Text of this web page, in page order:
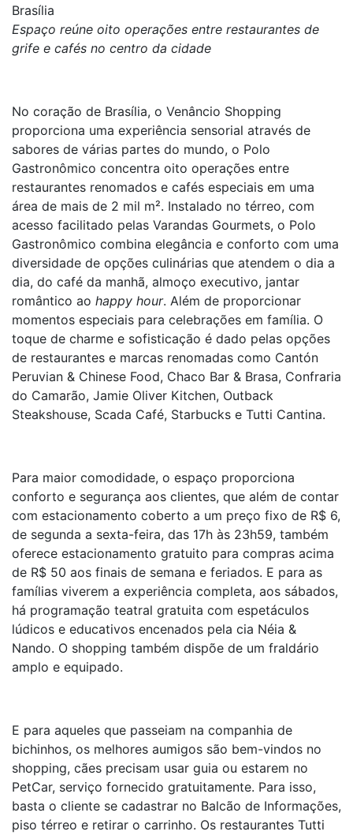
Brasília
Espaço reúne oito operações entre restaurantes de
grife e cafés no centro da cidade
No coração de Brasília, o Venâncio Shopping
proporciona uma experiência sensorial através de
sabores de várias partes do mundo, o Polo
Gastronômico concentra oito operações entre
restaurantes renomados e cafés especiais em uma
área de mais de 2 mil m². Instalado no térreo, com
acesso facilitado pelas Varandas Gourmets, o Polo
Gastronômico combina elegância e conforto com uma
diversidade de opções culinárias que atendem o dia a
dia, do café da manhã, almoço executivo, jantar
romântico ao happy hour. Além de proporcionar
momentos especiais para celebrações em família. O
toque de charme e sofisticação é dado pelas opções
de restaurantes e marcas renomadas como Cantón
Peruvian & Chinese Food, Chaco Bar & Brasa, Confraria
do Camarão, Jamie Oliver Kitchen, Outback
Steakshouse, Scada Café, Starbucks e Tutti Cantina.
Para maior comodidade, o espaço proporciona
conforto e segurança aos clientes, que além de contar
com estacionamento coberto a um preço fixo de R$ 6,
de segunda a sexta-feira, das 17h às 23h59, também
oferece estacionamento gratuito para compras acima
de R$ 50 aos finais de semana e feriados. E para as
famílias viverem a experiência completa, aos sábados,
há programação teatral gratuita com espetáculos
lúdicos e educativos encenados pela cia Néia &
Nando. O shopping também dispõe de um fraldário
amplo e equipado.
E para aqueles que passeiam na companhia de
bichinhos, os melhores aumigos são bem-vindos no
shopping, cães precisam usar guia ou estarem no
PetCar, serviço fornecido gratuitamente. Para isso,
basta o cliente se cadastrar no Balcão de Informações,
piso térreo e retirar o carrinho. Os restaurantes Tutti